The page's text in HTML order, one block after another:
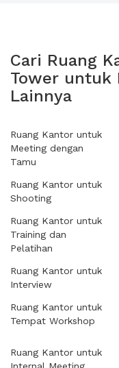
Cari Ruang
Tower untuk
Lainnya
Ruang Kantor untuk
Meeting dengan
Tamu
Ruang Kantor untuk
Shooting
Ruang Kantor untuk
Training dan
Pelatihan
Ruang Kantor untuk
Interview
Ruang Kantor untuk
Tempat Workshop
Ruang Kantor untuk